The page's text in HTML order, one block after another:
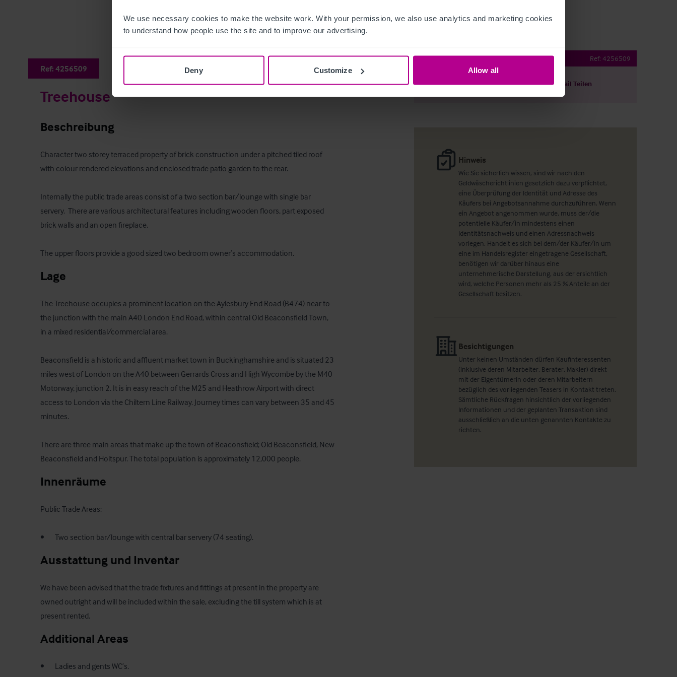
We use necessary cookies to make the website work. With your permission, we also use analytics and marketing cookies
to understand how people use the site and to improve our advertising.
Deny Customize Allow all
Ref: 4256509
Treehouse
Beschreibung
Character two storey terraced property of brick construction under a pitched tiled roof
with colour rendered elevations and enclosed trade patio garden to the rear.
Internally the public trade areas consist of a two section bar/lounge with single bar
servery.  There are various architectural features including wooden floors, part exposed
brick walls and an open fireplace.
The upper floors provide a good sized two bedroom owner’s accommodation.
Lage
The Treehouse occupies a prominent location on the Aylesbury End Road (B474) near to
the junction with the main A40 London End Road, within central Old Beaconsfield Town,
in a mixed residential/commercial area.
Beaconsfield is a historic and affluent market town in Buckinghamshire and is situated 23
miles west of London on the A40 between Gerrards Cross and High Wycombe by the M40
Motorway, junction 2. It is in easy reach of the M25 and Heathrow Airport with direct
access to London via the Chiltern Line Railway. Journey times can vary between 35 and 45
minutes.
There are three main areas that make up the town of Beaconsfield; Old Beaconsfield, New
Beaconsfield and Holtspur. The total population is approximately 12,000 people.
Innenräume
Public Trade Areas:
•       Two section bar/lounge with central bar servery (74 seating).
Ausstattung und Inventar
We have been advised that the trade fixtures and fittings at present in the property are
owned outright and will be included within the sale, excluding the till system which is at
present rented.
Additional Areas
•       Ladies and gents WC’s.
Character two storey property Ref: 4256509
Details herunterladen Per E-Mail Teilen
Hinweis
Wie Sie sicherlich wissen, sind wir nach den
Geldwäscherichtlinien gesetzlich dazu verpflichtet,
eine Überprüfung der Identität und Adresse des
Käufers bei Angebotsannahme durchzuführen. Wenn
ein Angebot angenommen wurde, muss der/die
potentielle Käufer/in mindestens einen
Identitätsnachweis und einen Adressnachweis
vorlegen. Handelt es sich bei dem/der Käufer/in um
eine im Handelsregister eingetragene Gesellschaft,
benötigen wir darüber hinaus eine
unternehmerische Darstellung, aus der ersichtlich
wird, welche Personen mehr als 25 % Anteile an der
Gesellschaft besitzen.
Besichtigungen
Unter keinen Umständen dürfen Kaufinteressenten
(inklusive deren Mitarbeiter, Berater, Makler) direkt
mit der Eigentümerin oder deren Mitarbeitern
bezüglich des vorliegenden Teasers in Kontakt treten.
Sämtliche Rückfragen hinsichtlich der vorliegenden
Informationen und der geplanten Transaktion sind
ausschließlich an die unten genannten Kontakte zu
richten.